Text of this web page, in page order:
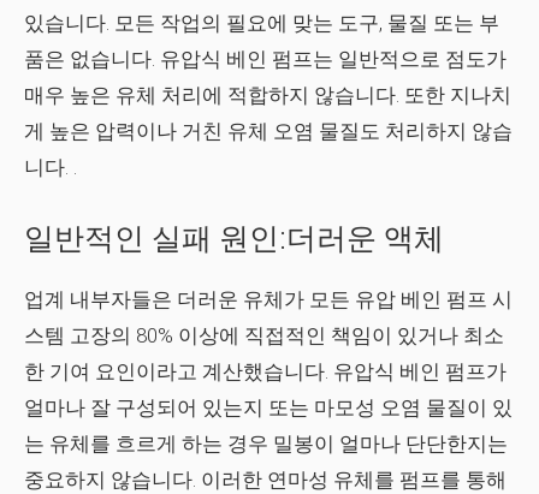
있습니다. 모든 작업의 ​​필요에 맞는 도구, 물질 또는 부
품은 없습니다. 유압식 베인 펌프는 일반적으로 점도가
매우 높은 유체 처리에 적합하지 않습니다. 또한 지나치
게 높은 압력이나 거친 유체 오염 물질 도 처리하지 않습
니다. .
일반적인 실패 원인:더러운 액체
업계 내부자들은 더러운 유체가 모든 유압 베인 펌프 시
스템 고장의 80% 이상에 직접적인 책임이 있거나 최소
한 기여 요인이라고 계산했습니다. 유압식 베인 펌프가
얼마나 잘 구성되어 있는지 또는 마모성 오염 물질이 있
는 유체를 흐르게 하는 경우 밀봉이 얼마나 단단한지는
중요하지 않습니다. 이러한 연마성 유체를 펌프를 통해